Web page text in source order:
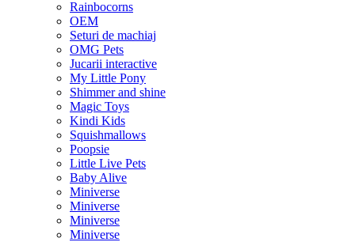
Rainbocorns
OEM
Seturi de machiaj
OMG Pets
Jucarii interactive
My Little Pony
Shimmer and shine
Magic Toys
Kindi Kids
Squishmallows
Poopsie
Little Live Pets
Baby Alive
Miniverse
Miniverse
Miniverse
Miniverse